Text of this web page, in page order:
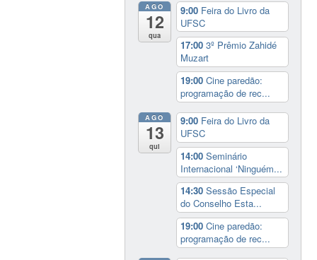
AGO
12
qua
9:00 Feira do Livro da
UFSC
17:003º Prêmio Zahidé
Muzart
19:00Cine paredão:
programação de rec...
AGO
13
qui
9:00 Feira do Livro da
UFSC
14:00Seminário
Internacional ‘Ninguém...
14:30Sessão Especial
do Conselho Esta...
19:00Cine paredão:
programação de rec...